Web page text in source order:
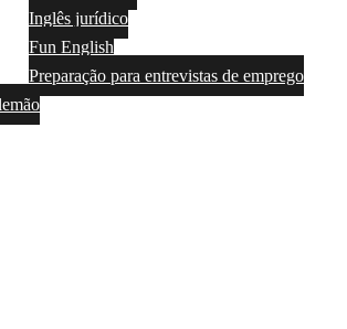
Inglês jurídico
Fun English
Preparação para entrevistas de emprego